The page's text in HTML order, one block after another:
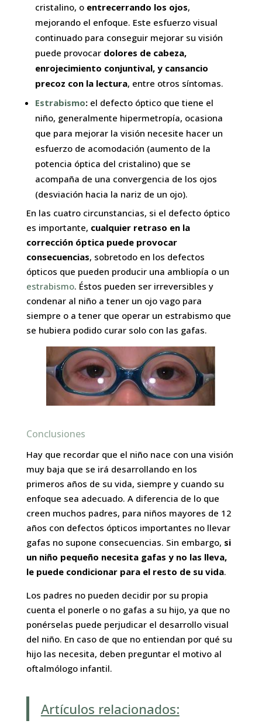
cristalino, o entrecerrando los ojos,
mejorando el enfoque. Este esfuerzo visual
continuado para conseguir mejorar su visión
puede provocar dolores de cabeza,
enrojecimiento conjuntival, y cansancio
precoz con la lectura, entre otros síntomas.
Estrabismo:el defecto óptico que tiene el
niño, generalmente hipermetropía, ocasiona
que para mejorar la visión necesite hacer un
esfuerzo de acomodación (aumento de la
potencia óptica del cristalino) que se
acompaña de una convergencia de los ojos
(desviación hacia la nariz de un ojo).
En las cuatro circunstancias, si el defecto óptico
es importante, cualquier retraso en la
corrección óptica puede provocar
consecuencias, sobretodo en los defectos
ópticos que pueden producir una ambliopía o un
estrabismo. Éstos pueden ser irreversibles y
condenar al niño a tener un ojo vago para
siempre o a tener que operar un estrabismo que
se hubiera podido curar solo con las gafas.
Conclusiones
Hay que recordar que el niño nace con una visión
muy baja que se irá desarrollando en los
primeros años de su vida, siempre y cuando su
enfoque sea adecuado. A diferencia de lo que
creen muchos padres, para niños mayores de 12
años con defectos ópticos importantes no llevar
gafas no supone consecuencias. Sin embargo, si
un niño pequeño necesita gafas y no las lleva,
le puede condicionar para el resto de su vida.
Los padres no pueden decidir por su propia
cuenta el ponerle o no gafas a su hijo, ya que no
ponérselas puede perjudicar el desarrollo visual
del niño. En caso de que no entiendan por qué su
hijo las necesita, deben preguntar el motivo al
oftalmólogo infantil.
Artículos relacionados: